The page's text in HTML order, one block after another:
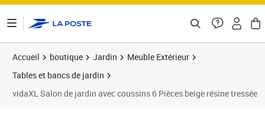
Accueil boutique Jardin
Meuble Extérieur
Tables et bancs de jardin
vidaXL Salon de jardin avec coussins 6 Pièces beige résine tressée